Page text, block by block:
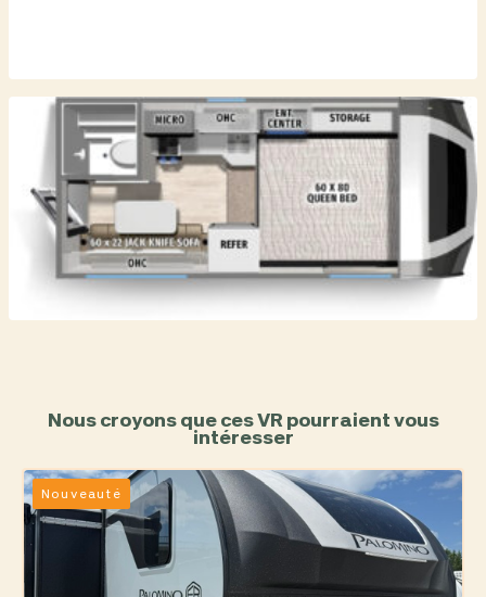
Nous croyons que ces VR pourraient vous
intéresser
Nouveauté